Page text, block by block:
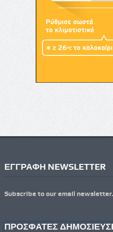
ΕΓΓΡΑΦΗ NEWSLETTER
Subscribe to our email newsletter.
ΠΡΟΣΦΑΤΕΣ